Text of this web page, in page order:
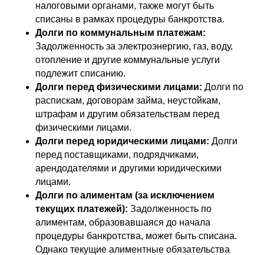
налоговыми органами, также могут быть
списаны в рамках процедуры банкротства.
Долги по коммунальным платежам:
Задолженность за электроэнергию, газ, воду,
отопление и другие коммунальные услуги
подлежит списанию.
Долги перед физическими лицами: Долги по
распискам, договорам займа, неустойкам,
штрафам и другим обязательствам перед
физическими лицами.
Долги перед юридическими лицами: Долги
перед поставщиками, подрядчиками,
арендодателями и другими юридическими
лицами.
Долги по алиментам (за исключением
текущих платежей): Задолженность по
алиментам, образовавшаяся до начала
процедуры банкротства, может быть списана.
Однако текущие алиментные обязательства